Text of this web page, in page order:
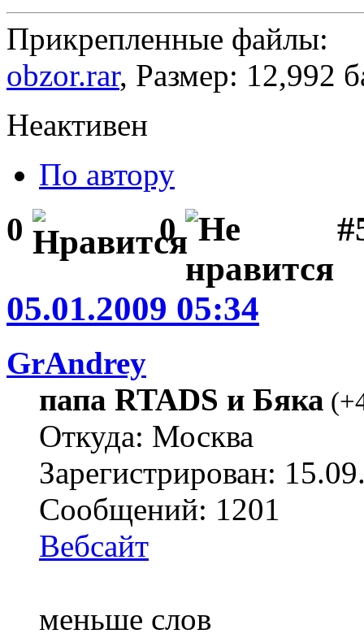
Прикрепленные файлы:
obzor.rar, Размер: 12,992
Неактивен
По автору
0 0
05.01.2009 05:34
GrAndrey
папа RTADS и Бяка (
Откуда: Москва
Зарегистрирован:
Сообщений: 1201
Вебсайт
меньше слов